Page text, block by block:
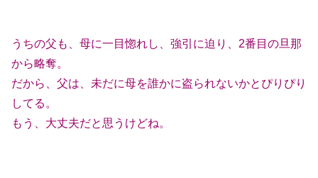
うちの父も、母に一目惚れし、強引に迫り、2番目の旦那
から略奪。
だから、父は、未だに母を誰かに盗られないかとぴりぴり
してる。
もう、大丈夫だと思うけどね。